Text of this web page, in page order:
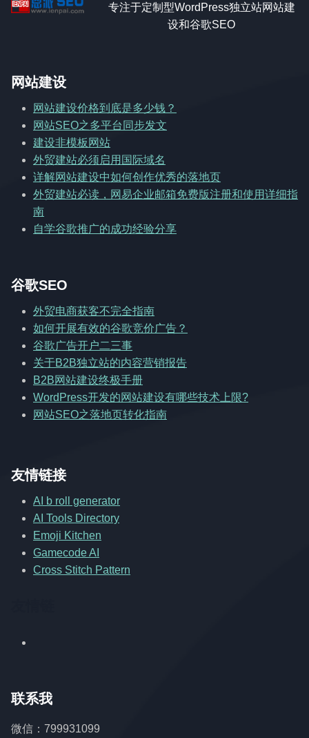
专注于定制型WordPress独立站网站建
设和谷歌SEO
网站建设
网站建设价格到底是多少钱？
网站SEO之多平台同步发文
建设非模板网站
外贸建站必须启用国际域名
详解网站建设中如何创作优秀的落地页
外贸建站必读，网易企业邮箱免费版注册和使用详细指
南
自学谷歌推广的成功经验分享
谷歌SEO
外贸电商获客不完全指南
如何开展有效的谷歌竞价广告？
谷歌广告开户二三事
关于B2B独立站的内容营销报告
B2B网站建设终极手册
WordPress开发的网站建设有哪些技术上限?
网站SEO之落地页转化指南
友情链接
AI b roll generator
AI Tools Directory
Emoji Kitchen
Gamecode AI
Cross Stitch Pattern
联系我
微信：799931099